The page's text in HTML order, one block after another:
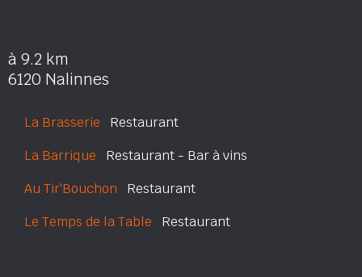
à 9.2 km
6120 Nalinnes
La Brasserie Restaurant
La Barrique Restaurant - Bar à vins
Au Tir'Bouchon Restaurant
Le Temps de la Table Restaurant